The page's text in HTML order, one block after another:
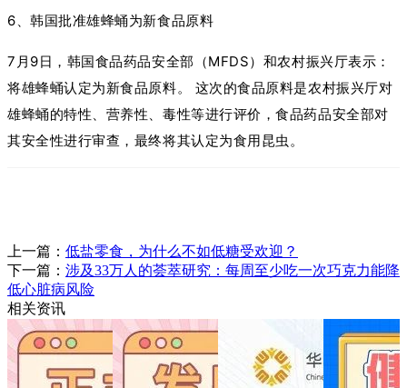
6 、韩国批准雄蜂蛹为新食品原料
7月9日，韩国食品药品安全部（MFDS）和农村振兴厅表示：
将雄蜂蛹认定为新食品原料。 这次的食品原料是农村振兴厅对
雄蜂蛹的特性、营养性、毒性等进行评价，食品药品安全部对
其安全性进行审查，最终将其认定为食用昆虫。
上一篇： 低盐零食，为什么不如低糖受欢迎？
下一篇： 涉及33万人的荟萃研究：每周至少吃一次巧克力能降
低心脏病风险
相关资讯